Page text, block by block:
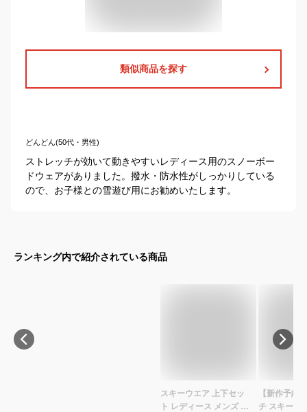
類似商品を探す
どんどん(50代・男性)
ストレッチが効いて動きやすいレディース用のスノーボー
ドウェアがありました。撥水・防水性がしっかりしている
ので、お子様との雪遊び用にお勧めいたします。
ランキング内で紹介されている商品
スキーウエア 上下セッ
ト レディース メンズ カ
【新作予約
チ スキーウ